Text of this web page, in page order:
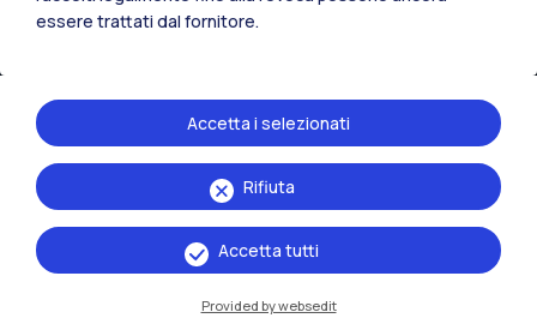
Milano Bovisa
Cremona
Lecco
essere trattati dal fornitore.
Rifiuta
Accetta i selezionati
Accetta tutti
Provided by websedit